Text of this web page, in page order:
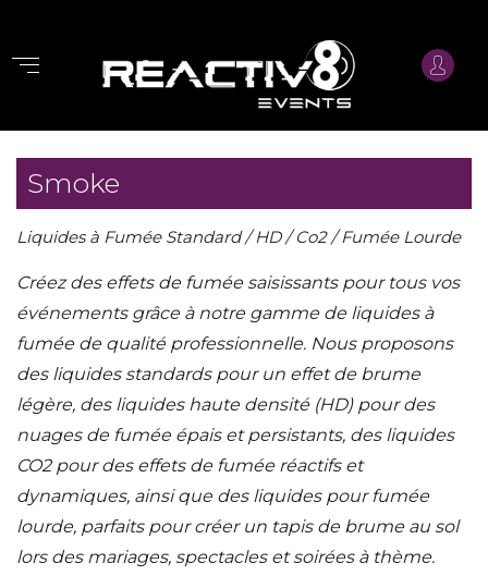
Smoke
Liquides à Fumée Standard / HD / Co2 / Fumée Lourde
Créez des effets de fumée saisissants pour tous vos
événements grâce à notre gamme de liquides à
fumée de qualité professionnelle. Nous proposons
des liquides standards pour un effet de brume
légère, des liquides haute densité (HD) pour des
nuages de fumée épais et persistants, des liquides
CO2 pour des effets de fumée réactifs et
dynamiques, ainsi que des liquides pour fumée
lourde, parfaits pour créer un tapis de brume au sol
lors des mariages, spectacles et soirées à thème.